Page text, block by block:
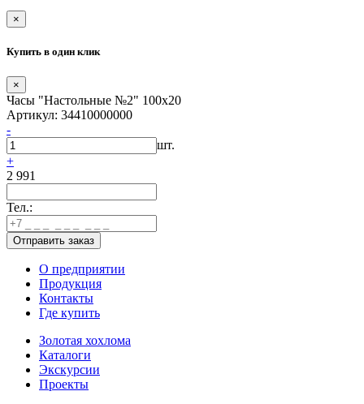
×
Купить в один клик
×
Часы "Настольные №2" 100х20
Артикул: 34410000000
-
шт.
+
2 991
Тел.:
О предприятии
Продукция
Контакты
Где купить
Золотая хохлома
Каталоги
Экскурсии
Проекты